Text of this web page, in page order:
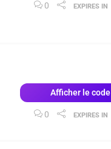
0 EXPIRES IN
Afficher le code
0 EXPIRES IN